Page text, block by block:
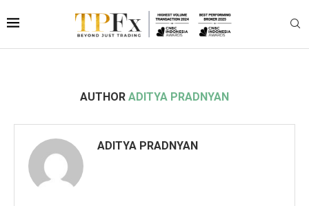
AUTHOR ADITYA PRADNYAN
ADITYA PRADNYAN